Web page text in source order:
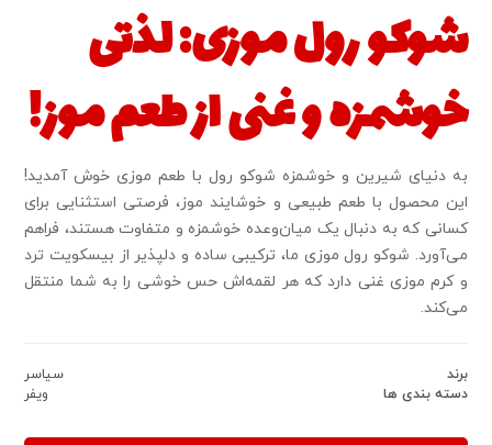
شوکو رول موزی: لذتی
خوشمزه و غنی از طعم موز!
به دنیای شیرین و خوشمزه شوکو رول با طعم موزی خوش آمدید!
این محصول با طعم طبیعی و خوشایند موز، فرصتی استثنایی برای
کسانی که به دنبال یک میان‌وعده خوشمزه و متفاوت هستند، فراهم
می‌آورد. شوکو رول موزی ما، ترکیبی ساده و دلپذیر از بیسکویت ترد
و کرم موزی غنی دارد که هر لقمه‌اش حس خوشی را به شما منتقل
می‌کند.
برند
سیاسر
دسته بندی ها
ویفر